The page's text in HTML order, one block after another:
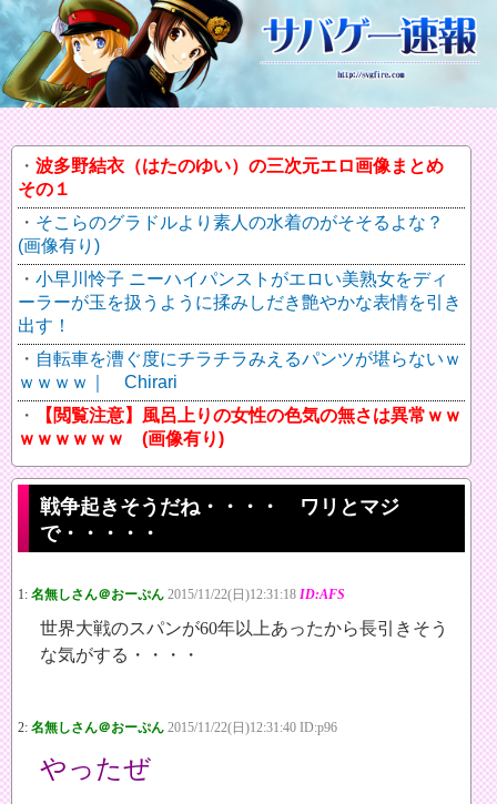
波多野結衣（はたのゆい）の三次元エロ画像まとめ
その１
そこらのグラドルより素人の水着のがそそるよな？
(画像有り)
小早川怜子 ニーハイパンストがエロい美熟女をディ
ーラーが玉を扱うように揉みしだき艶やかな表情を引き
出す！
自転車を漕ぐ度にチラチラみえるパンツが堪らないｗ
ｗｗｗｗ｜ Chirari
【閲覧注意】風呂上りの女性の色気の無さは異常ｗｗ
ｗｗｗｗｗｗ (画像有り)
戦争起きそうだね・・・・ ワリとマジ
で・・・・・
1: 名無しさん＠おーぷん 2015/11/22(日)12:31:18 ID:AFS
世界大戦のスパンが60年以上あったから長引きそう
な気がする・・・・
2: 名無しさん＠おーぷん 2015/11/22(日)12:31:40 ID:p96
やったぜ